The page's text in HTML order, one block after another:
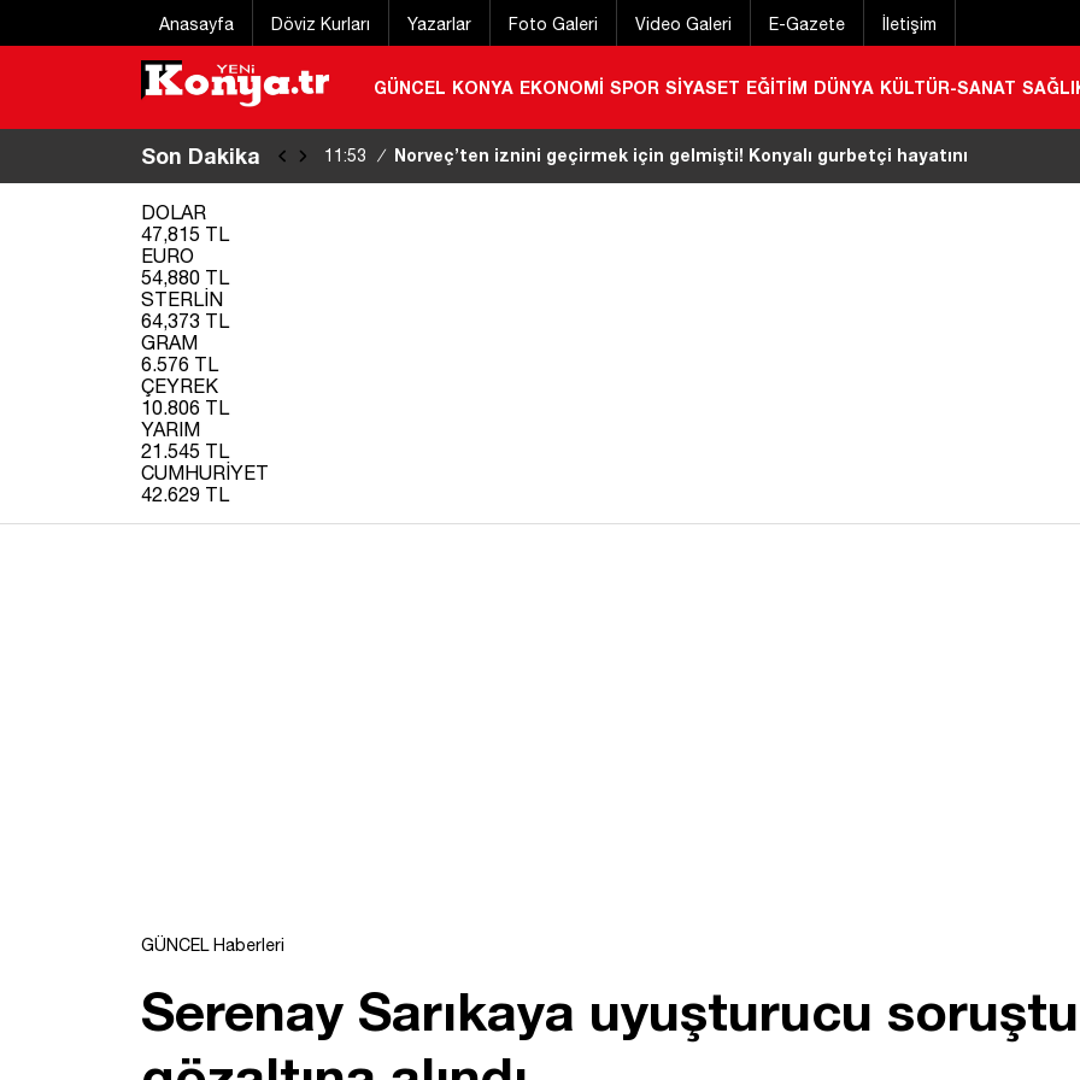
Anasayfa Döviz Kurları Yazarlar Foto Galeri Video Galeri E-Gazete İletişim
GÜNCEL KONYA EKONOMİ SPOR SİYASET EĞİTİM DÜNYA KÜLTÜR-SANAT
Son Dakika 11:53 / Norveç’ten iznini geçirmek için gelmişti! Konyalı gurbetçi hayatını
DOLAR
47,815 TL
EURO
54,880 TL
STERLİN
64,373 TL
GRAM
6.576 TL
ÇEYREK
10.806 TL
YARIM
21.545 TL
CUMHURİYET
42.629 TL
GÜNCEL Haberleri
Serenay Sarıkaya uyuşturucu